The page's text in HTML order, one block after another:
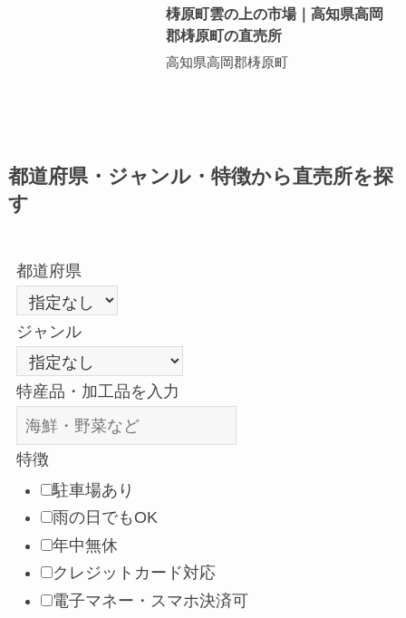
梼原町雲の上の市場｜高知県高岡
郡梼原町の直売所
高知県高岡郡梼原町
都道府県・ジャンル・特徴から直売所を探
す
都道府県
ジャンル
特産品・加工品を入力
特徴
駐車場あり
雨の日でもOK
年中無休
クレジットカード対応
電子マネー・スマホ決済可